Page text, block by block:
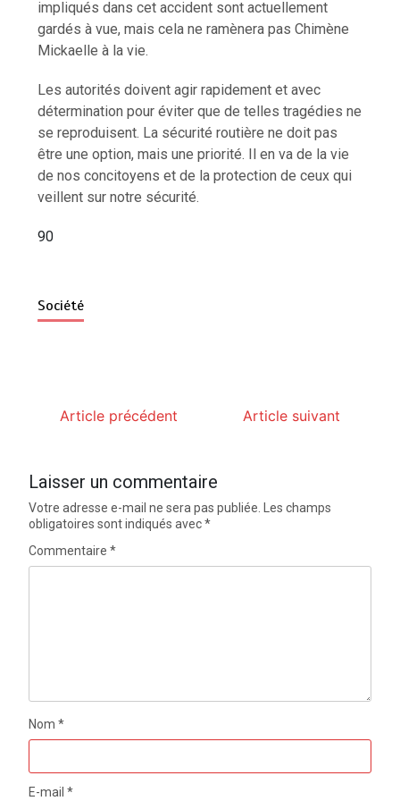
impliqués dans cet accident sont actuellement
gardés à vue, mais cela ne ramènera pas Chimène
Mickaelle à la vie.
Les autorités doivent agir rapidement et avec
détermination pour éviter que de telles tragédies ne
se reproduisent. La sécurité routière ne doit pas
être une option, mais une priorité. Il en va de la vie
de nos concitoyens et de la protection de ceux qui
veillent sur notre sécurité.
90
Société
Article précédent Article suivant
Laisser un commentaire
Votre adresse e-mail ne sera pas publiée.
Les champs
obligatoires sont indiqués avec*
Commentaire*
Nom*
E-mail*